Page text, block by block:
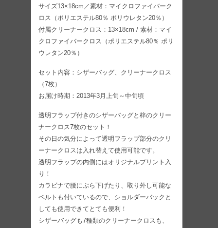
サイズ13×18cm／素材：マイクロファイバーク
ロス（ポリエステル80％ ポリウレタン20％）
付属クリーナークロス：13×18cm / 素材：マイ
クロファイバークロス（ポリエステル80％ ポリ
ウレタン20％）
セット内容：シザーバッグ、クリーナークロス
（7枚）
お届け時期：2013年3月上旬～中旬頃
透明フラップ付きのシザーバッグと梓のクリー
ナークロス7枚のセット！
その日の気分によって透明フラップ部分のクリ
ーナークロスは入れ替えて使用可能です。
透明フラップの内側にはオリジナルプリント入
り！
カラビナで腰にぶら下げたり、取り外し可能な
ベルトも付いているので、ショルダーバックと
しても使用できてとても便利！
シザーバッグも7種類のクリーナークロスも、